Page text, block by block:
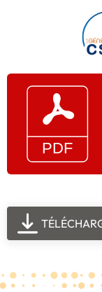
Passer au contenu